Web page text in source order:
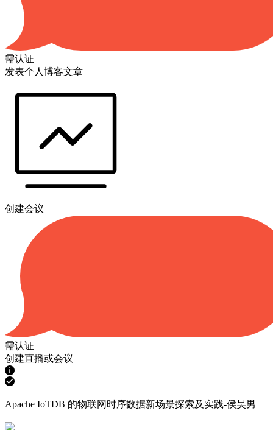
需认证
发表个人博客文章
创建会议
需认证
创建直播或会议
Apache IoTDB 的物联网时序数据新场景探索及实践-侯昊男